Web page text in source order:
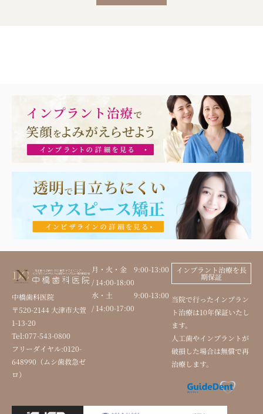
中橋歯科医院
〒520-2144 大津市大萱
1-13-20
Tel:077-543-0800
フリーダイヤル:0120-
648990（ムシ歯救急ゼ
ロ）
月・火・金 9:00-13:00
/ 14:00-18:00
水・土 9:00-13:00
/ 14:00-17:00
インプラント治療を長
期保証
当院で行ったインプラン
ト治療は10年保証いたし
ます。
人工歯やインプラントが
破損した場合は無償で再
治療します。